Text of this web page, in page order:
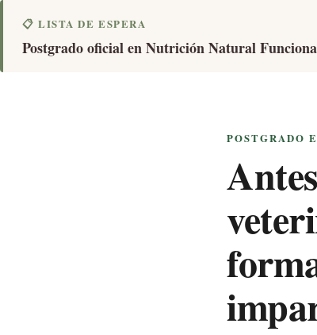
📋 LISTA DE ESPERA
Postgrado oficial en Nutrición Natural
POSTGRADO